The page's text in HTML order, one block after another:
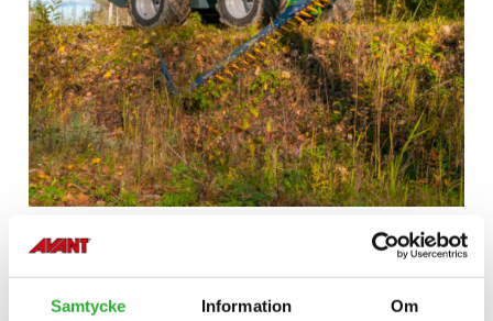
Samtycke Information Om